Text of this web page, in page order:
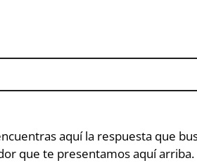
aquí la respuesta que
que te presentamos aquí arriba.